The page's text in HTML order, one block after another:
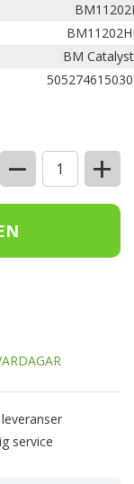
BM
− +
service